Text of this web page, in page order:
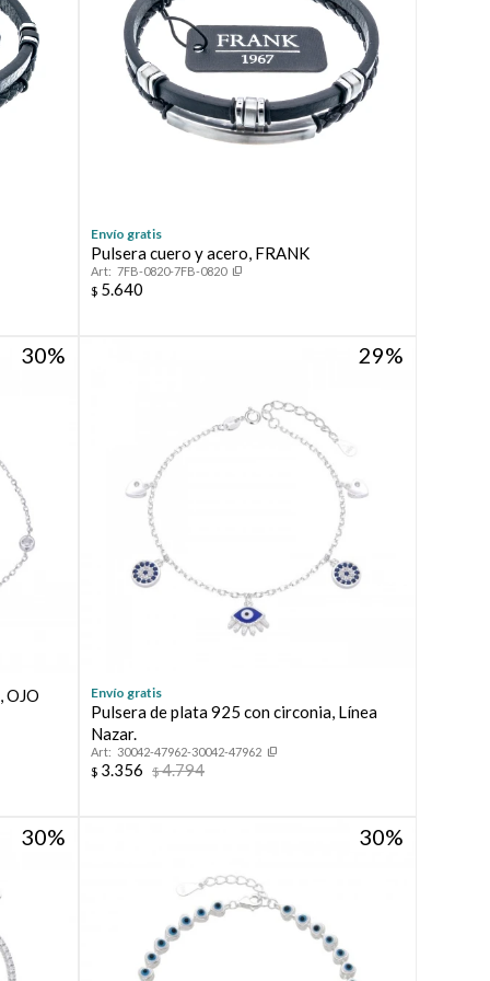
Envío gratis
Pulsera cuero y acero, FRANK
7FB-0820-7FB-0820
$ 5.640
30
OJO
29
Envío gratis
Pulsera de plata 925 con circonia, Línea
Nazar.
30042-47962-30042-47962
$ 3.356 $4.794
30 30